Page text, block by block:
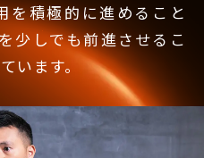
を積極的に進めること
少しでも前進させるこ
います。